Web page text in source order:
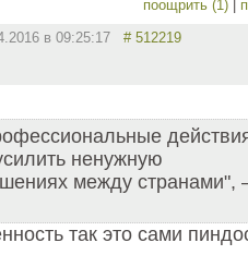
поощрить (1) |
в 09:25:17 # 512219
ненужную
между
так это сами